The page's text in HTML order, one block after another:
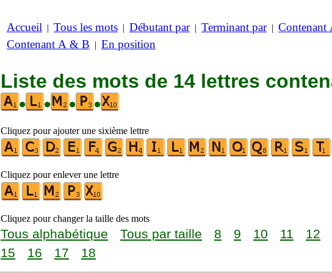
Accueil | Tous les mots | Débutant par| Terminant par| Contenant
Contenant A & B | En position
Liste des mots de 14 lettres
•
• • •
Cliquez pour ajouter une sixième lettre
Cliquez pour enlever une lettre
Cliquez pour changer la taille des mots
Tous alphabétique Tous par taille 8 9 10 11 12
15
16 17 18